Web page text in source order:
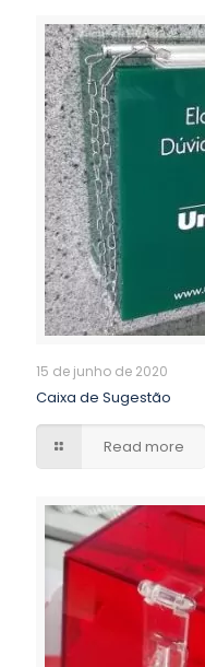
15 de junho de 2020
Caixa de Sugestão
Read more